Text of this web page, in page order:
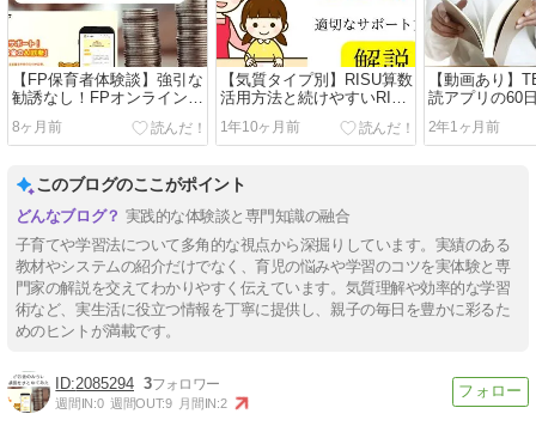
【FP保育者体験談】強引な
勧誘なし！FPオンライン相
談「お金のみらいマップ」
のメリット・デメリット
8ヶ月前
【気質タイプ別】RISU算数
活用方法と続けやすいRISU
独自のシステムを解説
1年10ヶ月前
【動画あり】
読アプリの60
ー(小2)と速読
保育士が解説
2年1ヶ月前
このブログのここがポイント
実践的な体験談と専門知識の融合
子育てや学習法について多角的な視点から深掘りしています。実績のある
教材やシステムの紹介だけでなく、育児の悩みや学習のコツを実体験と専
門家の解説を交えてわかりやすく伝えています。気質理解や効率的な学習
術など、実生活に役立つ情報を丁寧に提供し、親子の毎日を豊かに彩るた
めのヒントが満載です。
2085294 3
週間IN:0 週間OUT:9 月間IN:2